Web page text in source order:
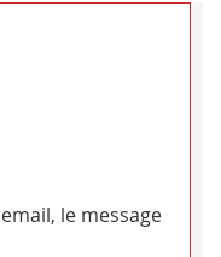
le message